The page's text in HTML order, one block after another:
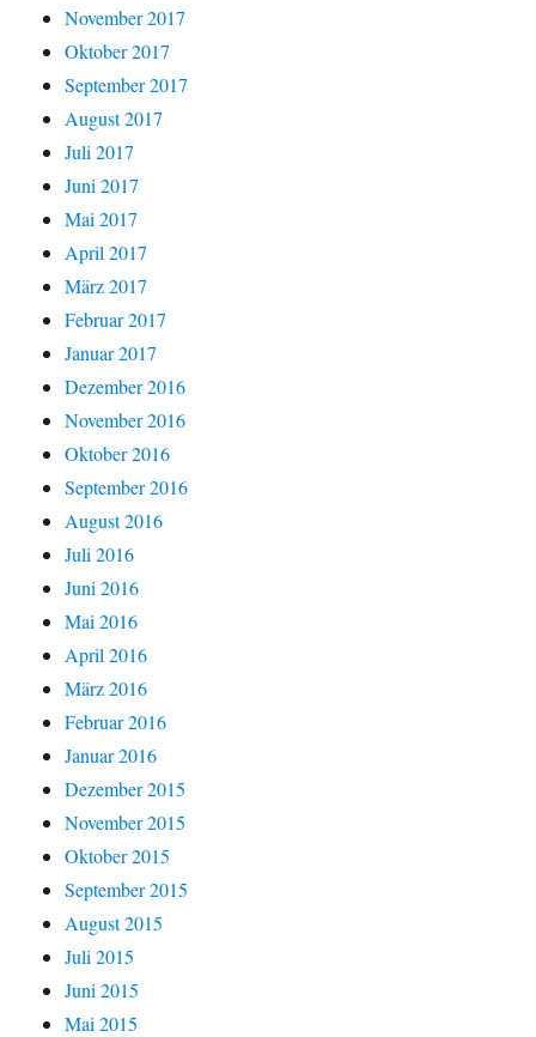
November 2017
Oktober 2017
September 2017
August 2017
Juli 2017
Juni 2017
Mai 2017
April 2017
März 2017
Februar 2017
Januar 2017
Dezember 2016
November 2016
Oktober 2016
September 2016
August 2016
Juli 2016
Juni 2016
Mai 2016
April 2016
März 2016
Februar 2016
Januar 2016
Dezember 2015
November 2015
Oktober 2015
September 2015
August 2015
Juli 2015
Juni 2015
Mai 2015